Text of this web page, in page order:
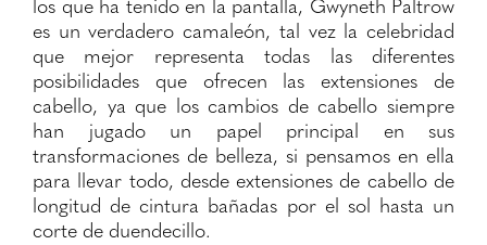
es un verdadero camaleón, tal vez la celebridad
que mejor representa todas las diferentes
posibilidades que ofrecen las extensiones de
cabello, ya que los cambios de cabello siempre
han jugado un papel principal en sus
transformaciones de belleza, si pensamos en ella
para llevar todo, desde extensiones de cabello de
longitud de cintura bañadas por el sol hasta un
corte de duendecillo.